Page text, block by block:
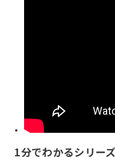
1分でわかるシリーズ